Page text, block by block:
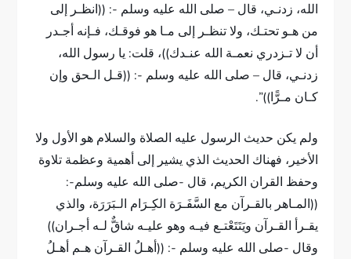
الله، زدنـي، قال – صلى الله عليه وسلم -: ((انظـر إلى
من هـو تحتـك، ولا تنظـر إلى مـا هو فوقـك، فـإنه أجـدر
أن لا تـزدري نعمـة الله عنـدك))، قلت: يا رسول الله،
زدنـي، قال – صلى الله عليه وسلم -: ((قـل الـحق وإن
كـان مـرًّا))”.
ولم يكن حديث الرسول عليه الصلاة والسلام هو الأول ولا
الأخير، فهناك الحديث الذي يشير إلى أهمية وعظمة تلاوة
وحفظ القران الكريم، قال -صلى الله عليه وسلم-:
((المـاهر بالقـرآن مع السَّفَـرَة الكِـرَام الـبَرَرَة، والذي
يقـرأ القـرآن ويَتَتَعْتـع فيـه وهو عليـه شاقٌّ لـه أجـران))
وقال -صلى الله عليه وسلم -: ((أهـلُ القـرآن هـم أهـلُ